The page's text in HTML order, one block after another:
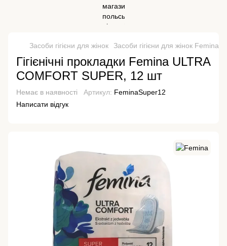
Засоби гігієни для жінок Засоби гігієни для жінок Femina
Гігієнічні прокладки Femina ULTRA
COMFORT SUPER, 12 шт
Немає в наявності Артикул: FeminaSuper12
Написати відгук